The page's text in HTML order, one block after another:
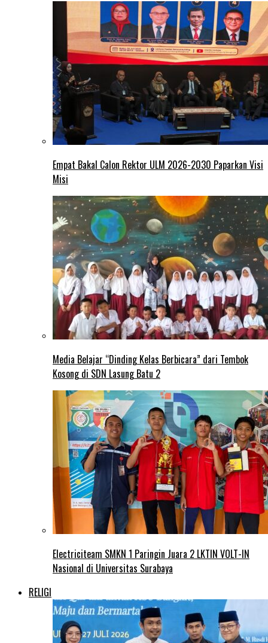
Empat Bakal Calon Rektor ULM 2026-2030 Paparkan Visi
Misi
Media Belajar “Dinding Kelas Berbicara” dari Tembok
Kosong di SDN Lasung Batu 2
Electriciteam SMKN 1 Paringin Juara 2 LKTIN VOLT-IN
Nasional di Universitas Surabaya
RELIGI